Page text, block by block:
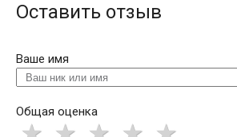
Оставить отзыв
Ваше имя
Общая оценка